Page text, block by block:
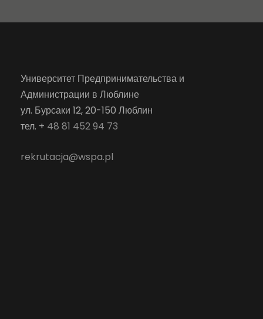
Университет Предпринимательства и
Администрации в Люблине
ул. Бурсаки 12, 20-150 Люблин
тел. + 48 81 452 94 73
rekrutacja@wspa.pl